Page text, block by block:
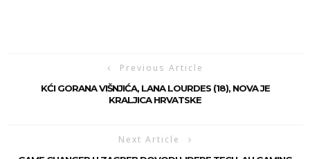
Previous Article
KĆI GORANA VIŠNJIĆA, LANA LOURDES (18), NOVA JE
KRALJICA HRVATSKE
Next Article